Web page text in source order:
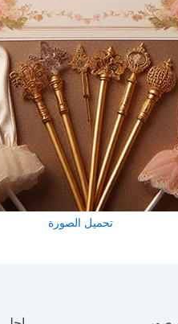
تحميل الصورة